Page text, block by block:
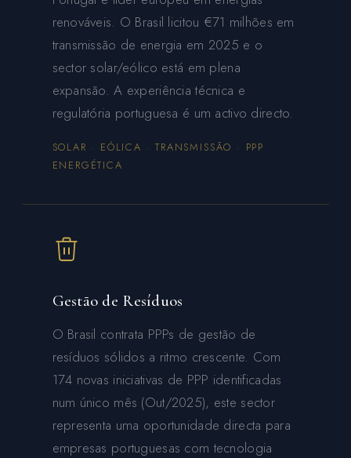
renováveis. O Brasil licitou €71 milhões em
transmissão de energia em 2025 e o
sector solar/eólico está em plena
expansão. A experiência técnica e
regulatória portuguesa é um activo directo.
SOLAR · EÓLICA · TRANSMISSÃO · PPP
ENERGÉTICA
Gestão de Resíduos
O Brasil contrata PPPs de gestão de
resíduos sólidos a ritmo crescente. Com
174 novas iniciativas de PPP identificadas
num único mês (Out/2025), este sector
representa uma oportunidade directa para
empresas portuguesas com tecnologia